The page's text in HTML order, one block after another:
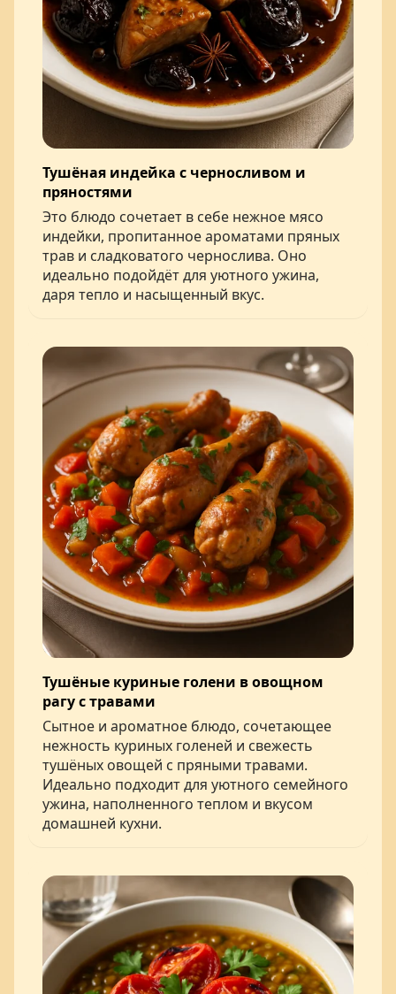
Тушёная индейка с черносливом и
пряностями
Это блюдо сочетает в себе нежное мясо
индейки, пропитанное ароматами пряных
трав и сладковатого чернослива. Оно
идеально подойдёт для уютного ужина,
даря тепло и насыщенный вкус.
Тушёные куриные голени в овощном
рагу с травами
Сытное и ароматное блюдо, сочетающее
нежность куриных голеней и свежесть
тушёных овощей с пряными травами.
Идеально подходит для уютного семейного
ужина, наполненного теплом и вкусом
домашней кухни.